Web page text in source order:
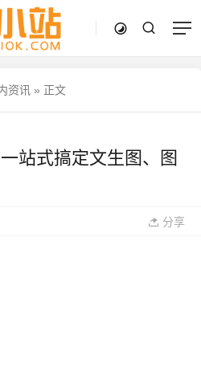
资讯 » 正文
站式搞定文生图、图
分享